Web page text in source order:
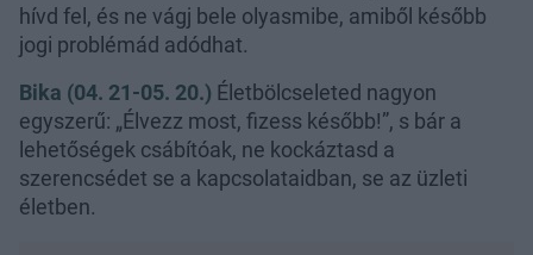
hívd fel, és ne vágj bele olyasmibe, amiből később
jogi problémád adódhat.
Bika (04. 21-05. 20.) Életbölcseleted nagyon
egyszerű: „Élvezz most, fizess később!”, s bár a
lehetőségek csábítóak, ne kockáztasd a
szerencsédet se a kapcsolataidban, se az üzleti
életben.